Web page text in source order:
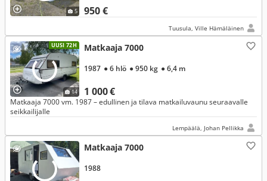
5 950 €
Tuusula, Ville Hämäläinen
UUSI 72H
14
Matkaaja 7000
1 000 €
1987 ● 6 hlö ● 950 kg ● 6,4 m
Matkaaja 7000 vm. 1987 – edullinen ja tilava matkailuvaunu seuraavalle
seikkailijalle
Lempäälä, Johan Pellikka
Matkaaja 7000
1988